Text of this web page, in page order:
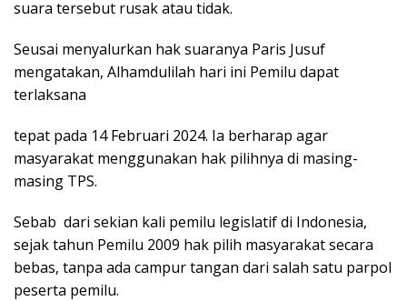
suara tersebut rusak atau tidak.
Seusai menyalurkan hak suaranya Paris Jusuf
mengatakan, Alhamdulilah hari ini Pemilu dapat
terlaksana
tepat pada 14 Februari 2024. Ia berharap agar
masyarakat menggunakan hak pilihnya di masing-
masing TPS.
Sebab dari sekian kali pemilu legislatif di Indonesia,
sejak tahun Pemilu 2009 hak pilih masyarakat secara
bebas, tanpa ada campur tangan dari salah satu parpol
peserta pemilu.